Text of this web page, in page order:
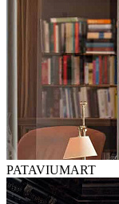
PATAVIUMART